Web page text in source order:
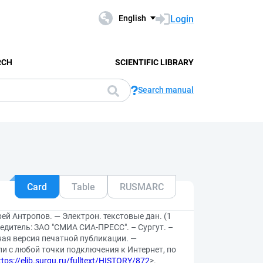
English Login
SCIENTIFIC LIBRARY
Search manual
Card Table RUSMARC
Антропов. — Электрон. текстовые дан. (1
ЗАО "СМИА СИА-ПРЕСС". – Сургут. –
версия печатной публикации. —
с любой точки подключения к Интернет, по
elib.surgu.ru/fulltext/HISTORY/872>.